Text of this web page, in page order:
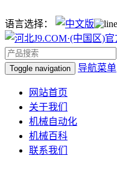
语言选择：
Toggle navigation 导航菜单
网站首页
关于我们
机械自动化
机械百科
联系我们